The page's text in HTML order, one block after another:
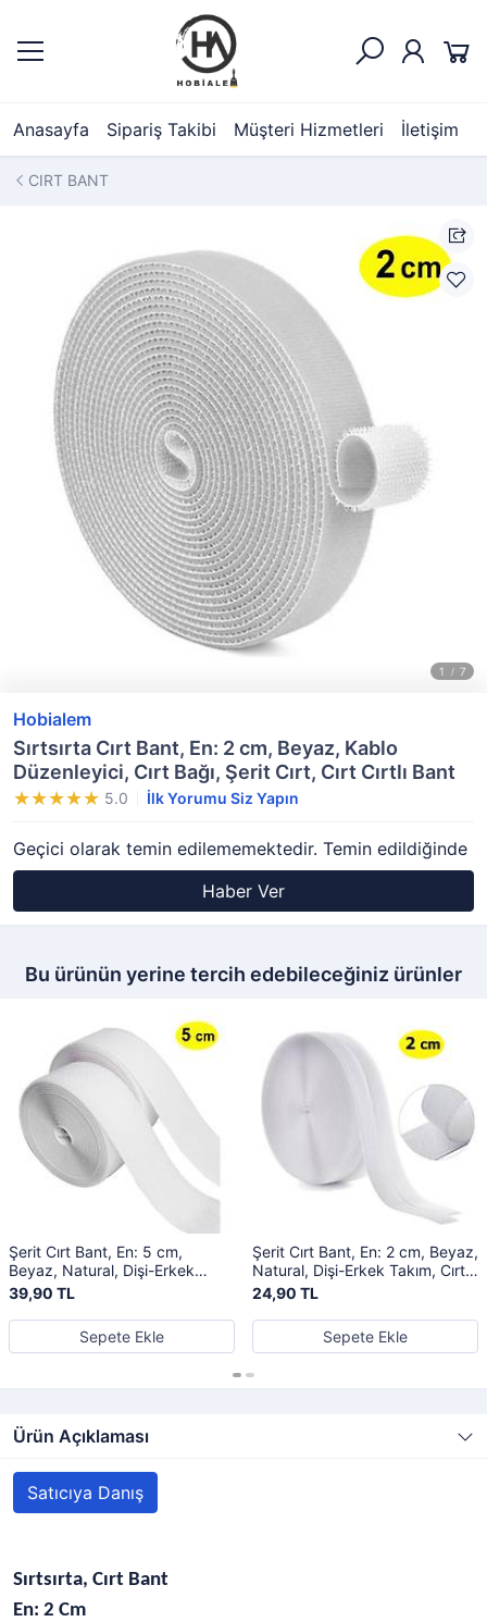
Anasayfa Sipariş Takibi Müşteri Hizmetleri İletişim
CIRT BANT
Hobialem
Sırtsırta Cırt Bant, En: 2 cm, Beyaz, Kablo
Düzenleyici, Cırt Bağı, Şerit Cırt, Cırt Cırtlı Bant
5.0 İlk Yorumu Siz Yapın
Geçici olarak temin edilememektedir. Temin edildiğinde
Haber Ver
Bu ürünün yerine tercih edebileceğiniz ürünler
Şerit Cırt Bant, En: 5 cm,
Beyaz, Natural, Dişi-Erkek
Takım, Cırt Cırtlı Bant
39,90 TL
Sepete Ekle
Şerit Cırt Bant, En: 2 cm, Beyaz,
Natural, Dişi-Erkek Takım, Cırt
Cırtlı Bant
24,90 TL
Sepete Ekle
Ürün Açıklaması
Satıcıya Danış
Sırtsırta, Cırt Bant
En: 2 Cm